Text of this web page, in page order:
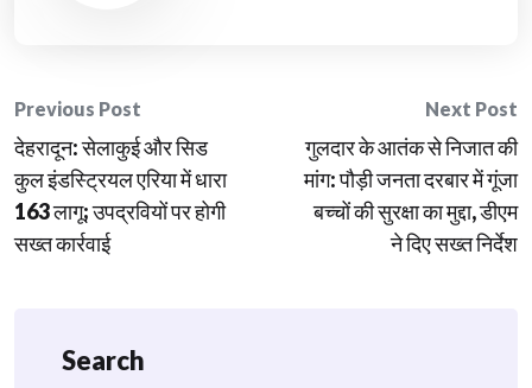
Post
navigation
Previous Post
देहरादून: सेलाकुई और सिड
कुल इंडस्ट्रियल एरिया में धारा
163 लागू; उपद्रवियों पर होगी
सख्त कार्रवाई
Next Post
गुलदार के आतंक से निजात की
मांग: पौड़ी जनता दरबार में गूंजा
बच्चों की सुरक्षा का मुद्दा, डीएम
ने दिए सख्त निर्देश
Search